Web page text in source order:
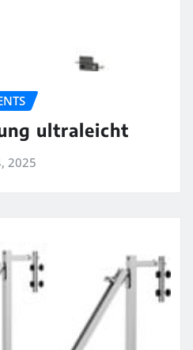
ultraleicht
2025